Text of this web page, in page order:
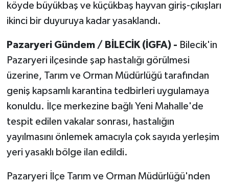
köyde büyükbaş ve küçükbaş hayvan giriş-çıkışları
ikinci bir duyuruya kadar yasaklandı.
Pazaryeri Gündem / BİLECİK (İGFA) - Bilecik'in
Pazaryeri ilçesinde şap hastalığı görülmesi
üzerine, Tarım ve Orman Müdürlüğü tarafından
geniş kapsamlı karantina tedbirleri uygulamaya
konuldu. İlçe merkezine bağlı Yeni Mahalle'de
tespit edilen vakalar sonrası, hastalığın
yayılmasını önlemek amacıyla çok sayıda yerleşim
yeri yasaklı bölge ilan edildi.
Pazaryeri İlçe Tarım ve Orman Müdürlüğü'nden